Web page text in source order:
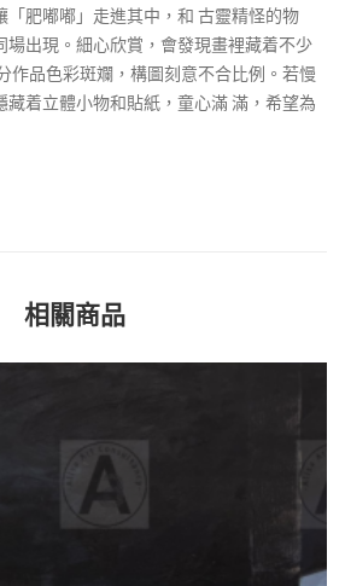
「肥嘟嘟」走進其中，和 古靈精怪的物
場出現。細心欣賞，會發現畫裡藏着不少
作品色彩斑斕，構圖刻意不合比例。若慢
藏着立體小物和貼紙，童心滿 滿，希望為
相關商品